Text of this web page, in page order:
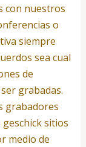
con nuestros
o
siempre
sea cual
de
grabadas.
grabadores
sitios
medio de